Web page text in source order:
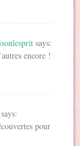
says:
encore !
says:
pour